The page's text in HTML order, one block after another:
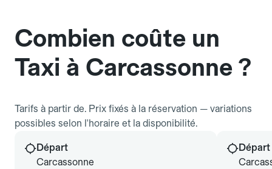
Combien coûte un
Taxi à Carcassonne ?
Tarifs à partir de. Prix fixés à la réservation — variations
possibles selon l'horaire et la disponibilité.
Départ
Carcassonne
Départ